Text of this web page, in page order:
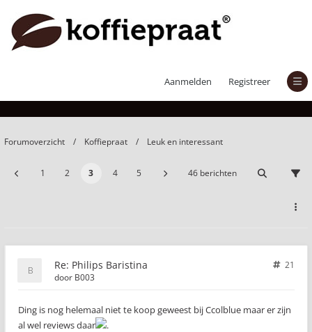
Aanmelden Registreer
Forumoverzicht Koffiepraat Leuk en interessant
1 2 3 4 5 46 berichten
Re: Philips Baristina
21
door B003
Ding is nog helemaal niet te koop geweest bij Ccolblue maar er zijn
al wel reviews daar
.